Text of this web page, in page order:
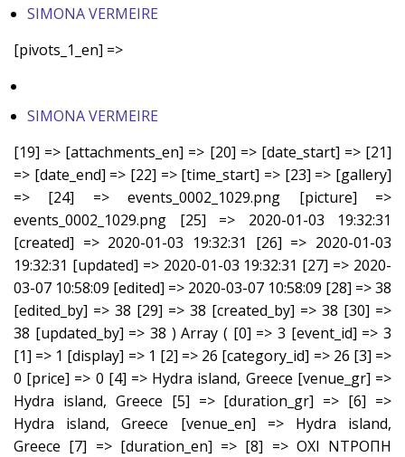
SIMONA VERMEIRE
[pivots_1_en] =>
SIMONA VERMEIRE
[19] => [attachments_en] => [20] => [date_start] => [21]
=> [date_end] => [22] => [time_start] => [23] => [gallery]
=> [24] => events_0002_1029.png [picture] =>
events_0002_1029.png [25] => 2020-01-03 19:32:31
[created] => 2020-01-03 19:32:31 [26] => 2020-01-03
19:32:31 [updated] => 2020-01-03 19:32:31 [27] => 2020-
03-07 10:58:09 [edited] => 2020-03-07 10:58:09 [28] => 38
[edited_by] => 38 [29] => 38 [created_by] => 38 [30] =>
38 [updated_by] => 38 ) Array ( [0] => 3 [event_id] => 3
[1] => 1 [display] => 1 [2] => 26 [category_id] => 26 [3] =>
0 [price] => 0 [4] => Hydra island, Greece [venue_gr] =>
Hydra island, Greece [5] => [duration_gr] => [6] =>
Hydra island, Greece [venue_en] => Hydra island,
Greece [7] => [duration_en] => [8] => ΟΧΙ ΝΤΡΟΠΗ